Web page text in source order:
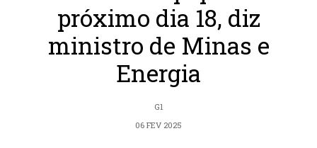
próximo dia 18, diz
ministro de Minas e
Energia
G1
06 FEV 2025